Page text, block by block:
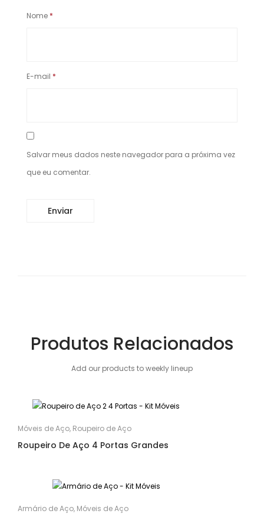
Nome *
E-mail *
Salvar meus dados neste navegador para a próxima vez
que eu comentar.
Produtos Relacionados
Add our products to weekly lineup
Móveis de Aço, Roupeiro de Aço
Roupeiro De Aço 4 Portas Grandes
Armário de Aço, Móveis de Aço